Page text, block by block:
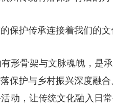
保护传承连接着我们的
形骨架与文脉魂魄，是
保护与乡村振兴深度融
动，让传统文化融入日